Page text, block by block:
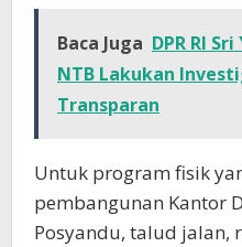
Baca Juga DPR RI
NTB Lakukan
Transparan
Untuk program fisik
pembangunan Kantor
Posyandu, talud